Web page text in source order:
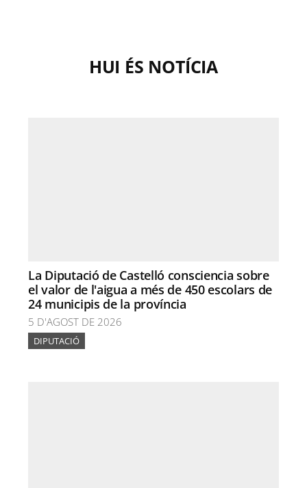
HUI ÉS NOTÍCIA
La Diputació de Castelló consciencia sobre
el valor de l'aigua a més de 450 escolars de
24 municipis de la província
5 D'AGOST DE 2026
DIPUTACIÓ